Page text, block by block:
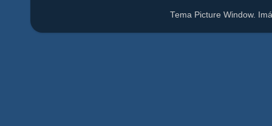
Tema Picture Window.